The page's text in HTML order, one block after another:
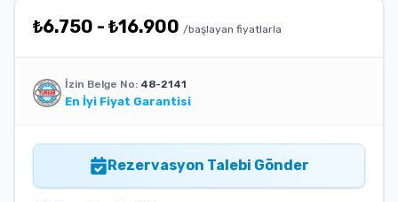
₺6.750 - ₺16.900 /başlayan fiyatlarla
İzin Belge No: 48-2141
En İyi Fiyat Garantisi
Rezervasyon Talebi Gönder